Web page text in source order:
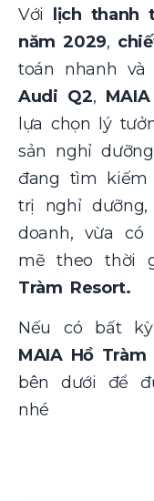
Với
lịch thanh
năm 2029,
toán nhanh và
Audi Q2,
lựa chọn lý
sản nghỉ
đang tìm
trị nghỉ
doanh, vừa
mẽ theo thời
Tràm Resort.
Nếu có bất
MAIA Hồ Tràm
bên dưới để
nhé